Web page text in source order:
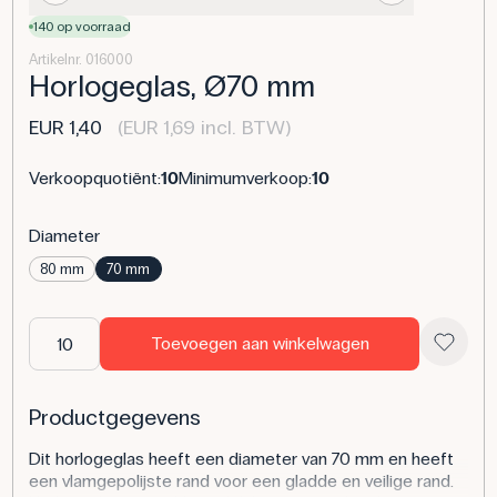
140 op voorraad
Artikelnr. 016000
Horlogeglas, Ø70 mm
EUR 1,40 (EUR 1,69 incl. BTW)
Verkoopquotiënt:10Minimumverkoop:10
Diameter
80 mm 70 mm
Toevoegen aan winkelwagen
Productgegevens
Dit horlogeglas heeft een diameter van 70 mm en heeft
een vlamgepolijste rand voor een gladde en veilige rand.